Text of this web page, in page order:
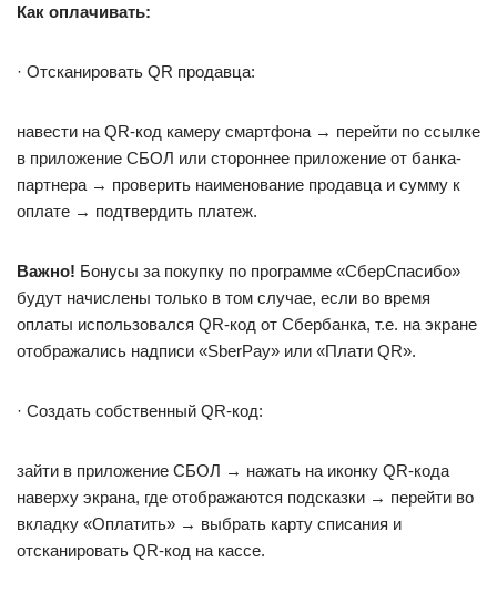
Как оплачивать:
· Отсканировать QR продавца:
навести на QR-код камеру смартфона → перейти по ссылке
в приложение СБОЛ или стороннее приложение от банка-
партнера → проверить наименование продавца и сумму к
оплате → подтвердить платеж.
Важно! Бонусы за покупку по программе «СберСпасибо»
будут начислены только в том случае, если во время
оплаты использовался QR-код от Сбербанка, т.е. на экране
отображались надписи «SberPay» или «Плати QR».
· Создать собственный QR-код:
зайти в приложение СБОЛ → нажать на иконку QR-кода
наверху экрана, где отображаются подсказки → перейти во
вкладку «Оплатить» → выбрать карту списания и
отсканировать QR-код на кассе.